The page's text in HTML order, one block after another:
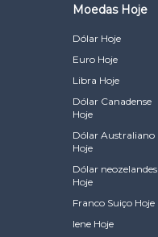
Moedas Hoje
Dólar Hoje
Euro Hoje
Libra Hoje
Dólar Canadense
Hoje
Dólar Australiano
Hoje
Dólar neozelandes
Hoje
Franco Suiço Hoje
Iene Hoje